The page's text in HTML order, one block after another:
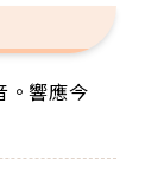
。響應今